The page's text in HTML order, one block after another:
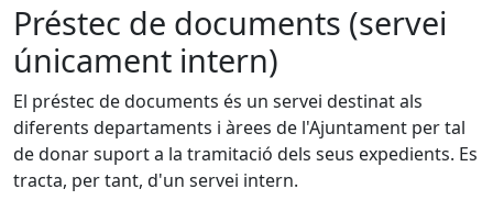
Préstec de documents (servei
únicament intern)
El préstec de documents és un servei destinat als
diferents departaments i àrees de l'Ajuntament per tal
de donar suport a la tramitació dels seus expedients. Es
tracta, per tant, d'un servei intern.